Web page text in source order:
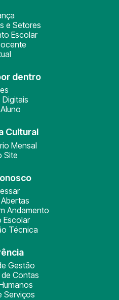
e Setores
Escolar
dentro
Digitais
Cultural
Mensal
Site
Andamento
Escolar
Técnica
Gestão
Contas
Serviços